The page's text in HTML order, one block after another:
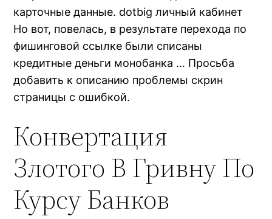
карточные данные. dotbig личный кабинет
Но вот, повелась, в результате перехода по
фишинговой ссылке были списаны
кредитные деньги монобанка … Просьба
добавить к описанию проблемы скрин
страницы с ошибкой.
Конвертация
Злотого В Гривну По
Курсу Банков